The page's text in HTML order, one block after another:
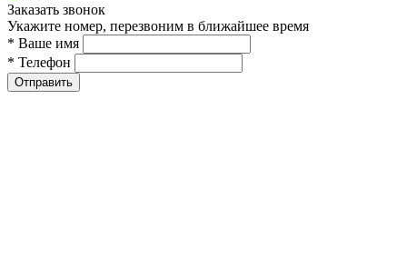
Заказать звонок
Укажите номер, перезвоним в ближайшее время
* Ваше имя
* Телефон
Отправить